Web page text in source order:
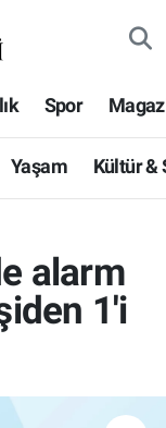
Spor
Yaşam Kültür &
alarm
1'i